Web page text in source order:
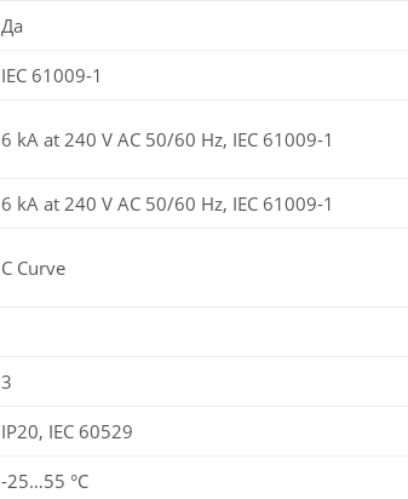
Да
IEC 61009-1
6 kA at 240 V AC 50/60 Hz, IEC 61009-1
6 kA at 240 V AC 50/60 Hz, IEC 61009-1
C Curve
3
IP20, IEC 60529
-25…55 °C